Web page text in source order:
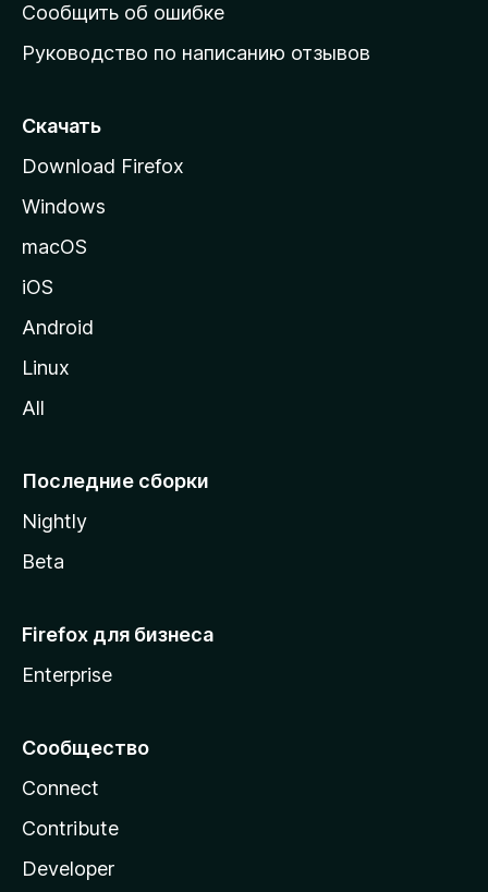
ю
т
а
н
у
M
i
l
Сообщить об ошибке
Руководство по написанию отзывов
Скачать
Download Firefox
Windows
macOS
iOS
Android
Linux
All
Последние сборки
Nightly
Beta
Firefox для бизнеса
Enterprise
Сообщество
Connect
Contribute
Developer